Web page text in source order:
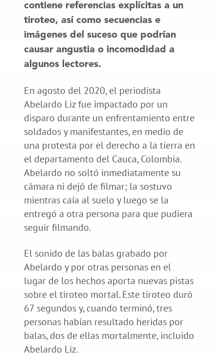
contiene referencias explícitas a un
tiroteo, así como secuencias e
imágenes del suceso que podrían
causar angustia o incomodidad a
algunos lectores.
En agosto del 2020, el periodista
Abelardo Liz fue impactado por un
disparo durante un enfrentamiento entre
soldados y manifestantes, en medio de
una protesta por el derecho a la tierra en
el departamento del Cauca, Colombia.
Abelardo no soltó inmediatamente su
cámara ni dejó de filmar; la sostuvo
mientras caía al suelo y luego se la
entregó a otra persona para que pudiera
seguir filmando.
El sonido de las balas grabado por
Abelardo y por otras personas en el
lugar de los hechos aporta nuevas pistas
sobre el tiroteo mortal. Este tiroteo duró
67 segundos y, cuando terminó, tres
personas habían resultado heridas por
balas, dos de ellas mortalmente, incluido
Abelardo Liz.